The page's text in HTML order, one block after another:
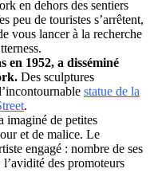
en dehors des sentiers
peu de touristes s’arrêtent,
vous lancer à la recherche
en 1952, a disséminé
Des sculptures
statue de la
.
imaginé de petites
et de malice. Le
engagé : nombre de ses
des promoteurs